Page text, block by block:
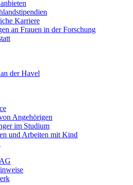
Karriere
an Frauen in der Forschung
der Havel
Angehörigen
im Studium
und Arbeiten mit Kind